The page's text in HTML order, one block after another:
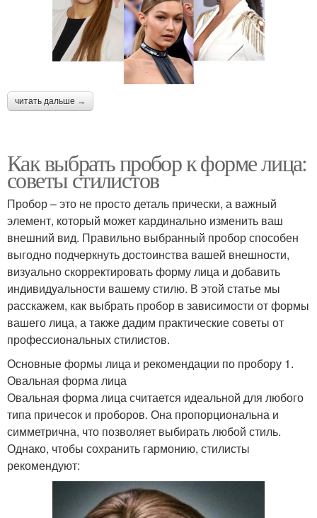
читать дальше →
Как выбрать пробор к форме лица:
советы стилистов
Пробор – это не просто деталь прически, а важный
элемент, который может кардинально изменить ваш
внешний вид. Правильно выбранный пробор способен
выгодно подчеркнуть достоинства вашей внешности,
визуально скорректировать форму лица и добавить
индивидуальности вашему стилю. В этой статье мы
расскажем, как выбрать пробор в зависимости от формы
вашего лица, а также дадим практические советы от
профессиональных стилистов.
Основные формы лица и рекомендации по пробору 1.
Овальная форма лица
Овальная форма лица считается идеальной для любого
типа причесок и проборов. Она пропорциональна и
симметрична, что позволяет выбирать любой стиль.
Однако, чтобы сохранить гармонию, стилисты
рекомендуют: